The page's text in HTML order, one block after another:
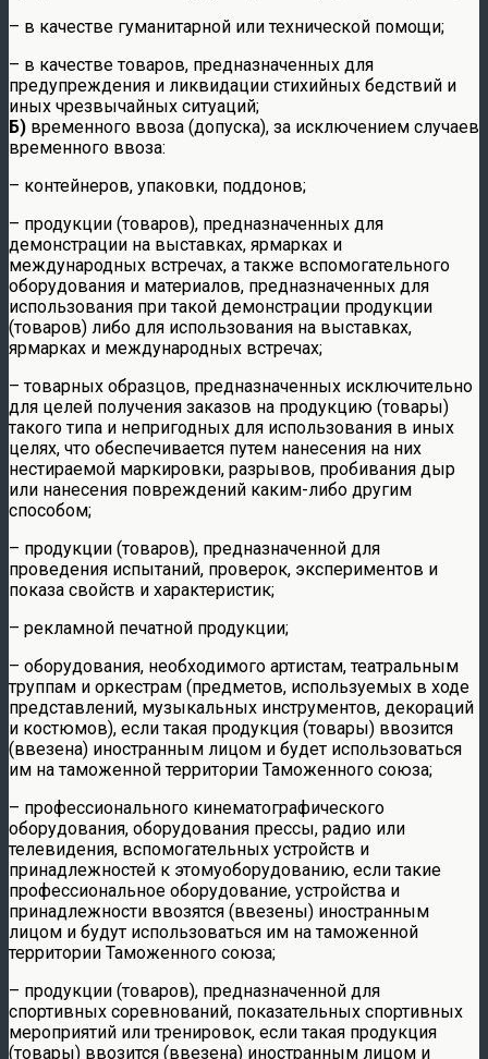
– в качестве гуманитарной или технической помощи;
– в качестве товаров, предназначенных для
предупреждения и ликвидации стихийных бедствий и
иных чрезвычайных ситуаций;
Б) временного ввоза (допуска), за исключением случаев
временного ввоза:
– контейнеров, упаковки, поддонов;
– продукции (товаров), предназначенных для
демонстрации на выставках, ярмарках и
международных встречах, а также вспомогательного
оборудования и материалов, предназначенных для
использования при такой демонстрации продукции
(товаров) либо для использования на выставках,
ярмарках и международных встречах;
– товарных образцов, предназначенных исключительно
для целей получения заказов на продукцию (товары)
такого типа и непригодных для использования в иных
целях, что обеспечивается путем нанесения на них
нестираемой маркировки, разрывов, пробивания дыр
или нанесения повреждений каким-либо другим
способом;
– продукции (товаров), предназначенной для
проведения испытаний, проверок, экспериментов и
показа свойств и характеристик;
– рекламной печатной продукции;
– оборудования, необходимого артистам, театральным
труппам и оркестрам (предметов, используемых в ходе
представлений, музыкальных инструментов, декораций
и костюмов), если такая продукция (товары) ввозится
(ввезена) иностранным лицом и будет использоваться
им на таможенной территории Таможенного союза;
– профессионального кинематографического
оборудования, оборудования прессы, радио или
телевидения, вспомогательных устройств и
принадлежностей к этомуоборудованию, если такие
профессиональное оборудование, устройства и
принадлежности ввозятся (ввезены) иностранным
лицом и будут использоваться им на таможенной
территории Таможенного союза;
– продукции (товаров), предназначенной для
спортивных соревнований, показательных спортивных
мероприятий или тренировок, если такая продукция
(товары) ввозится (ввезена) иностранным лицом и